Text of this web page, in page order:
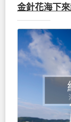
金針花海下